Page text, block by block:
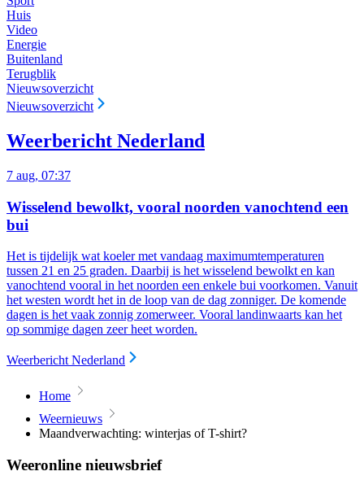
Huis
Video
Energie
Buitenland
Terugblik
Nieuwsoverzicht
Nieuwsoverzicht
Weerbericht Nederland
7 aug, 07:37
Wisselend bewolkt, vooral noorden vanochtend een
bui
Het is tijdelijk wat koeler met vandaag maximumtemperaturen
tussen 21 en 25 graden. Daarbij is het wisselend bewolkt en kan
vanochtend vooral in het noorden een enkele bui voorkomen. Vanuit
het westen wordt het in de loop van de dag zonniger. De komende
dagen is het vaak zonnig zomerweer. Vooral landinwaarts kan het
op sommige dagen zeer heet worden.
Weerbericht Nederland
Home
Weernieuws
Maandverwachting: winterjas of T-shirt?
Weeronline nieuwsbrief